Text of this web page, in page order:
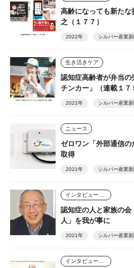
高齢になっても新た
之（１７７）
2022年 シルバー産業新
生き活きケア
認知症高齢者が弁当
チンカー」（連載１７
2021年 シルバー産業新
ニュース
ゼロワン「外部通信の
取得
2021年 シルバー産業新
認知症の人と家族の
人」を我が事に
2021年 シルバー産業新